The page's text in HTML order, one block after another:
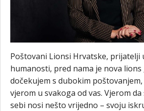
Poštovani Lionsi Hrvatske, prijatelji
humanosti, pred nama je nova
dočekujem s dubokim
vjerom u svakoga od vas. Vjerom
sebi nosi nešto vrijedno – svoju